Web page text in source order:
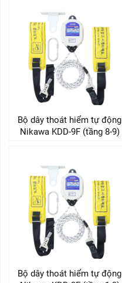
Bộ dây thoát hiểm tự động
Nikawa KDD-9F (tầng 8-9)
Bộ dây thoát hiểm tự động